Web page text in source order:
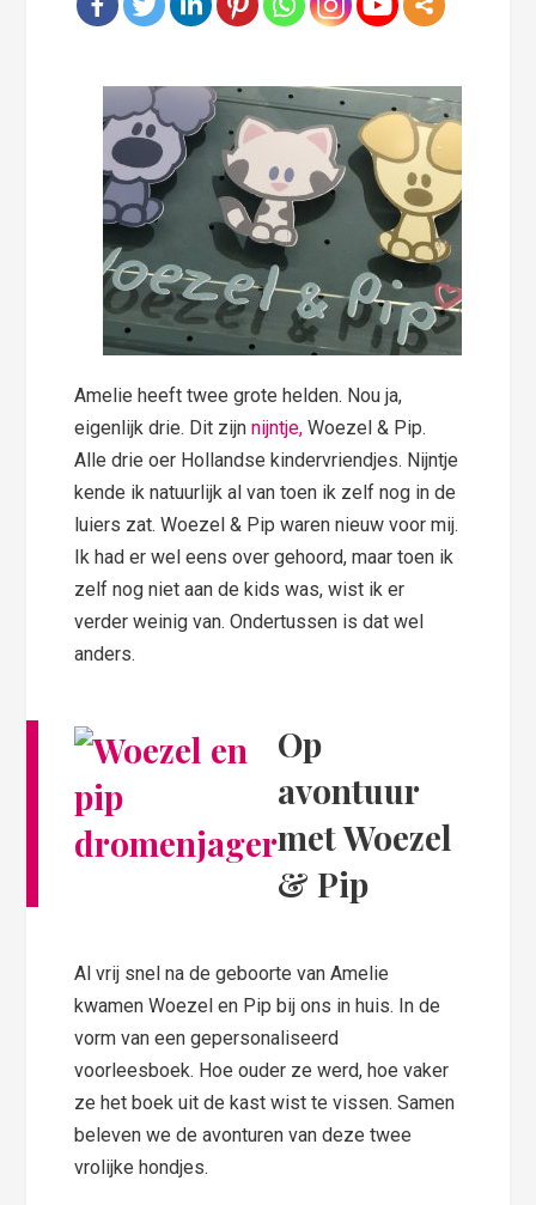
Amelie heeft twee grote helden. Nou ja,
eigenlijk drie. Dit zijnnijntje, Woezel & Pip.
Alle drie oer Hollandse kindervriendjes. Nijntje
kende ik natuurlijk al van toen ik zelf nog in de
luiers zat. Woezel & Pip waren nieuw voor mij.
Ik had er wel eens over gehoord, maar toen ik
zelf nog niet aan de kids was, wist ik er
verder weinig van. Ondertussen is dat wel
anders.
Op
avontuur
met Woezel
& Pip
Al vrij snel na de geboorte van Amelie
kwamen Woezel en Pip bij ons in huis. In de
vorm van een gepersonaliseerd
voorleesboek. Hoe ouder ze werd, hoe vaker
ze het boek uit de kast wist te vissen. Samen
beleven we de avonturen van deze twee
vrolijke hondjes.